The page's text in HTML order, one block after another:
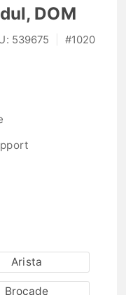
DOM
539675 #1020
Arista
Brocade